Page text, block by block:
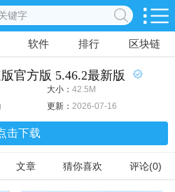
软件 排行 区块链
官方版 5.46.2最新版
大小： 42.5M
更新： 2026-07-16
击下载
文章 猜你喜欢 评论(0)